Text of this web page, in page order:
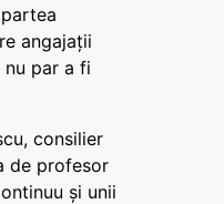
angajații
par a fi
consilier
de profesor
și unii